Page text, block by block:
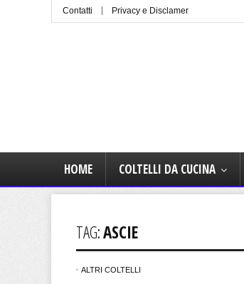
Contatti Privacy e Disclamer
HOME COLTELLI DA CUCINA
TAG:ASCIE
ALTRI COLTELLI